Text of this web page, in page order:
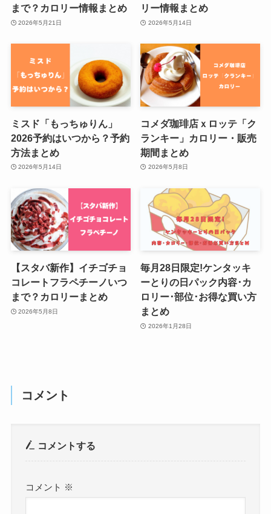
まで？カロリー情報まとめ
2026年5月21日
リー情報まとめ
2026年5月14日
ミスド「もっちゅりん」
2026予約はいつから？予約
方法まとめ
2026年5月14日
コメダ珈琲店ｘロッテ「ク
ランキー」カロリー・販売
期間まとめ
2026年5月8日
【スタバ新作】イチゴチョ
コレートフラペチーノいつ
まで？カロリーまとめ
2026年5月8日
毎月28日限定!ケンタッキ
ーとりの日パック内容･カ
ロリー･部位･お得な買い方
まとめ
2026年1月28日
コメント
コメントする
コメント ※